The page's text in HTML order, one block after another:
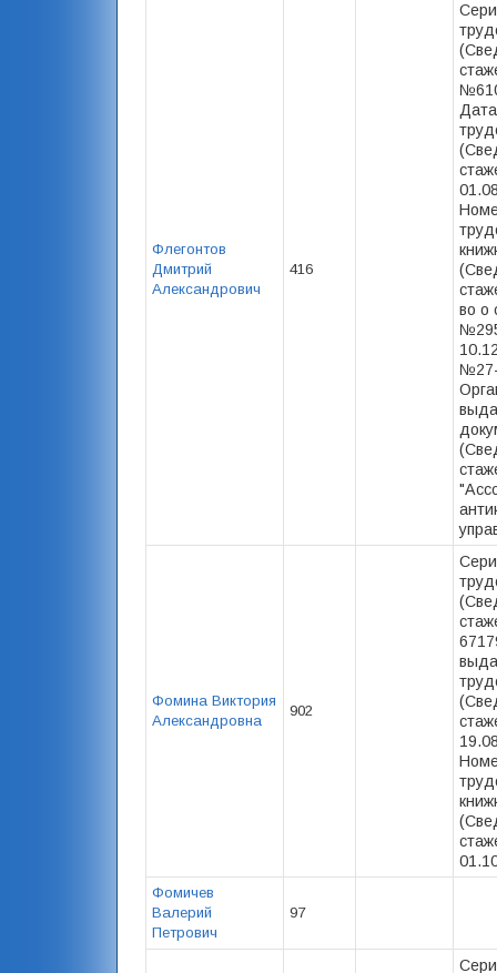
Флегонтов
Дмитрий
Александрович
416
во о
Фомина Виктория
Александровна
902
Фомичев
Валерий
Петрович
97